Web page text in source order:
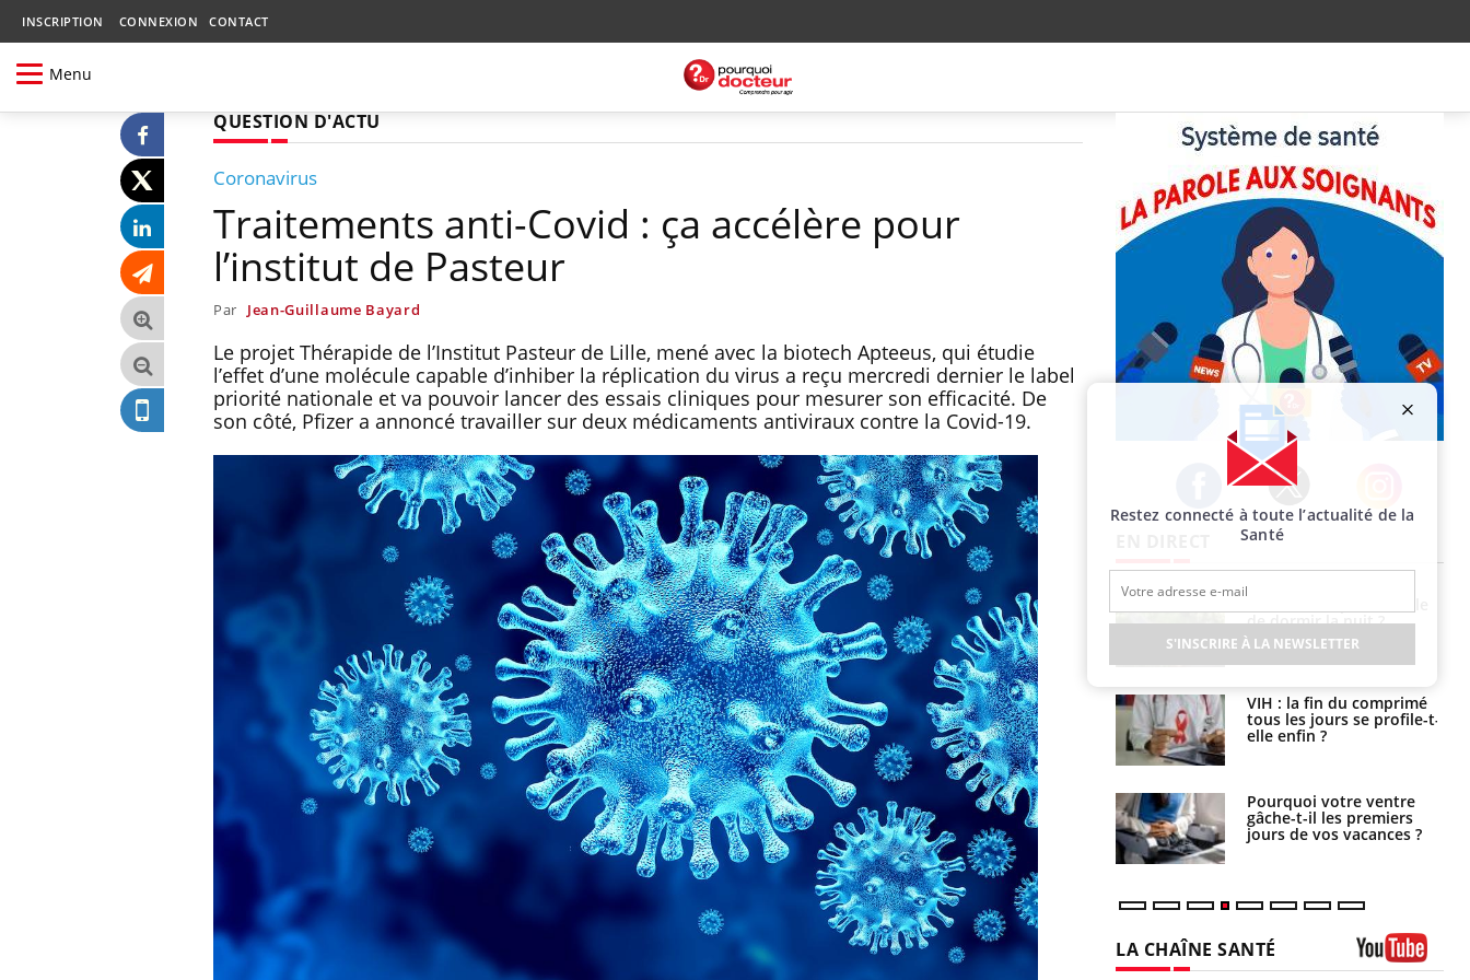
INSCRIPTION CONNEXION CONTACT
Menu
QUESTION D'ACTU
Coronavirus
Traitements anti-Covid : ça accélère pour
l’institut de Pasteur
Par Jean-Guillaume Bayard
Le projet Thérapide de l’Institut Pasteur de Lille, mené avec la biotech Apteeus, qui étudie
l’effet d’une molécule capable d’inhiber la réplication du virus a reçu mercredi dernier le label
priorité nationale et va pouvoir lancer des essais cliniques pour mesurer son efficacité. De
son côté, Pfizer a annoncé travailler sur deux médicaments antiviraux contre la Covid-19.
Facebook Twitter Instagram
Hantavirus : un cas
détecté chez un touriste
Mortalité infantile : un
rapport s’interroge sur
son taux élevé en France
Grossesse à risque : ce jus
naturel attire l'attention
des chercheurs
Comment oublier les
écrans en vacances ?
Toujours connectés :
comment le travail
empiète de plus en plus
sur nos soirées
Cancer colorectal : une
stratégie simple aurait
changé la donne au Pays
basque
Chikungunya, dengue,
West Nile : que se passe-
t-il dans le sud de la
France ?
Les médicaments GLP-1
protègent-ils aussi les os
Cytomégalovirus : ce qui
change dans la prise en
charge des femmes
enceintes
de dormir la nuit ?
VIH : la fin du comprimé
tous les jours se profile-t-
elle enfin ?
Pourquoi votre ventre
gâche-t-il les premiers
jours de vos vacances ?
LA CHAÎNE SANTÉ
Restez connecté à toute l’actualité de la
Santé
S'INSCRIRE À LA NEWSLETTER